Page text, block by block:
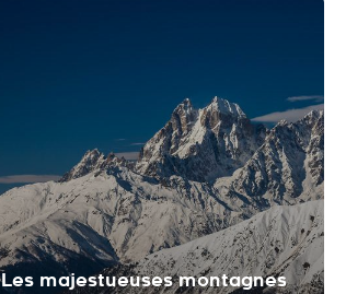
Les majestueuses montagnes